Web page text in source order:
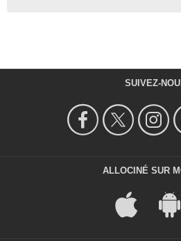
SUIVEZ-
ALLOCINÉ SUR